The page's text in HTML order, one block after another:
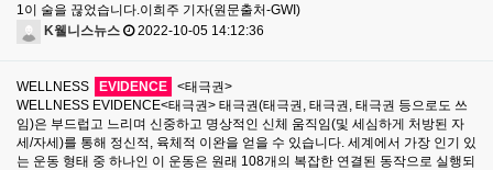
1이 술을 끊었습니다. 이희주 기자(원문출처-GWI)
K웰니스뉴스
2022-10-05 14:12:36
WELLNESS EVIDENCE
<태극권>
WELLNESS EVIDENCE<태극권> 태극권(태극권, 태극권, 태극권 등으로도 쓰
임)은 부드럽고 느리며 신중하고 명상적인 신체 움직임(및 세심하게 처방된 자
세/자세)를 통해 정신적, 육체적 이완을 얻을 수 있습니다. 세계에서 가장 인기 있
는 운동 형태 중 하나인 이 운동은 원래 108개의 복잡한 연결된 동작으로 실행되